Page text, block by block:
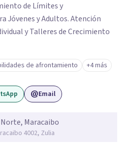
de Límites y
Jóvenes y Adultos. Atención
y Talleres de Crecimiento
de afrontamiento +4 más
Email
Maracaibo
4002, Zulia